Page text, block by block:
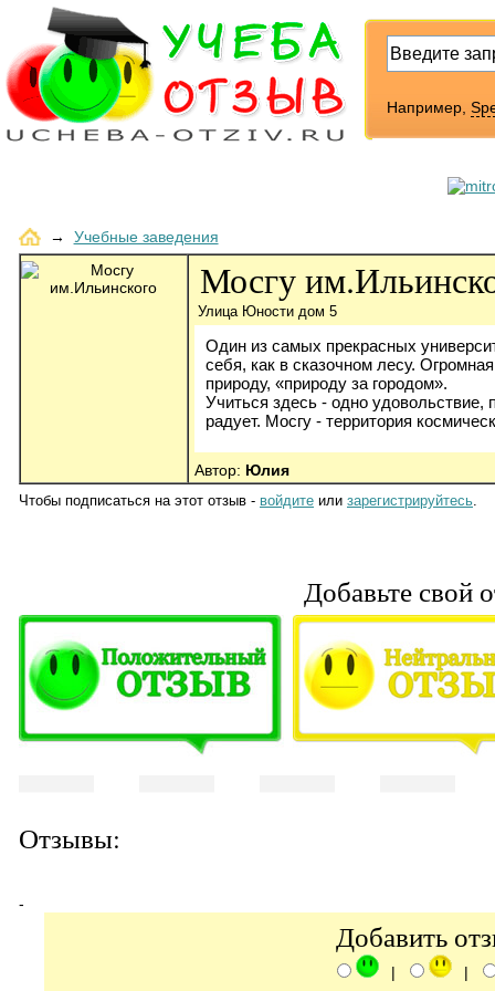
Например,
→ Учебные заведения
Мосгу
Улица Юности дом 5
Один из самых прекрасных
себя, как в сказочном лесу.
природу, «природу за городом».
Учиться здесь - одно удовольствие,
радует. Мосгу - территория
Автор: Юлия
Чтобы подписаться на этот отзыв - войдите или зарегистрируйтесь.
Добавьте свой
Отзывы:
-
Добавить
| |